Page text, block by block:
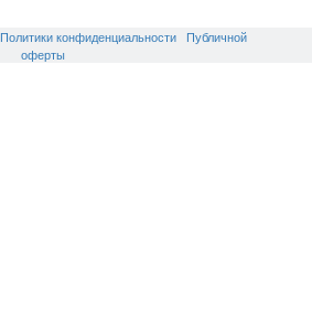
Политики конфиденциальности
Публичной
оферты